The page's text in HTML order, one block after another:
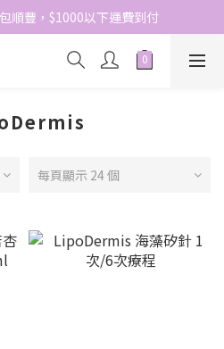
員優惠價於結帳時自動扣減
順豐，$1000以下運費到付
員優惠價於結帳時自動扣減
每頁顯示 24 個